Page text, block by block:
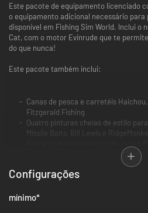
Este pacote de equipamento licenciado
o equipamento adicional necessário para
disponível em Fishing Sim World. Inclui o
Cat, com o motor Evinrude que te
do que nunca!
Este pacote também inclui:
Canas de pesca e carretéis
Fitzgerald Fishing
Quatro pinturas cheias de estilo
Missile Baits, Bill Lewis e RidgeMonkey
Três novas boias e cinco novas
incluindo boilies Link & Essential
da Baitworks e imitação de caracóis
Configurações
mínimo*